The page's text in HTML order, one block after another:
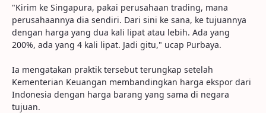
"Kirim ke Singapura, pakai perusahaan trading, mana
perusahaannya dia sendiri. Dari sini ke sana, ke tujuannya
dengan harga yang dua kali lipat atau lebih. Ada yang
200%, ada yang 4 kali lipat. Jadi gitu," ucap Purbaya.
Ia mengatakan praktik tersebut terungkap setelah
Kementerian Keuangan membandingkan harga ekspor dari
Indonesia dengan harga barang yang sama di negara
tujuan.